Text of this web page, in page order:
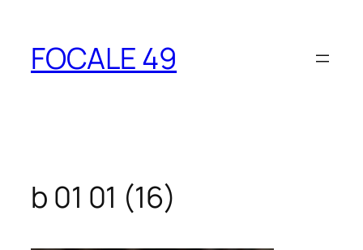
contenu
FOCALE 49
b 01 01 (16)